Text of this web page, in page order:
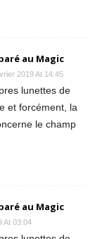
au Magic
2019 At 14:45
lunettes de
et forcément, la
le champ
au Magic
At 03:04